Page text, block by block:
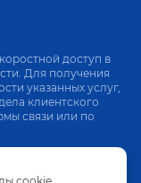
доступ в
Для получения
указанных услуг,
клиентского
связи или по